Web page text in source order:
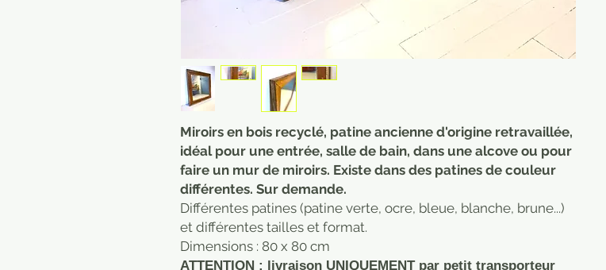
Miroirs en bois recyclé, patine ancienne d'origine retravaillée,
idéal pour une entrée, salle de bain, dans une alcove ou pour
faire un mur de miroirs. Existe dans des patines de couleur
différentes. Sur demande.
Différentes patines (patine verte, ocre, bleue, blanche, brune...)
et différentes tailles et format.
Dimensions : 80 x 80 cm
ATTENTION : livraison UNIQUEMENT par petit transporteur